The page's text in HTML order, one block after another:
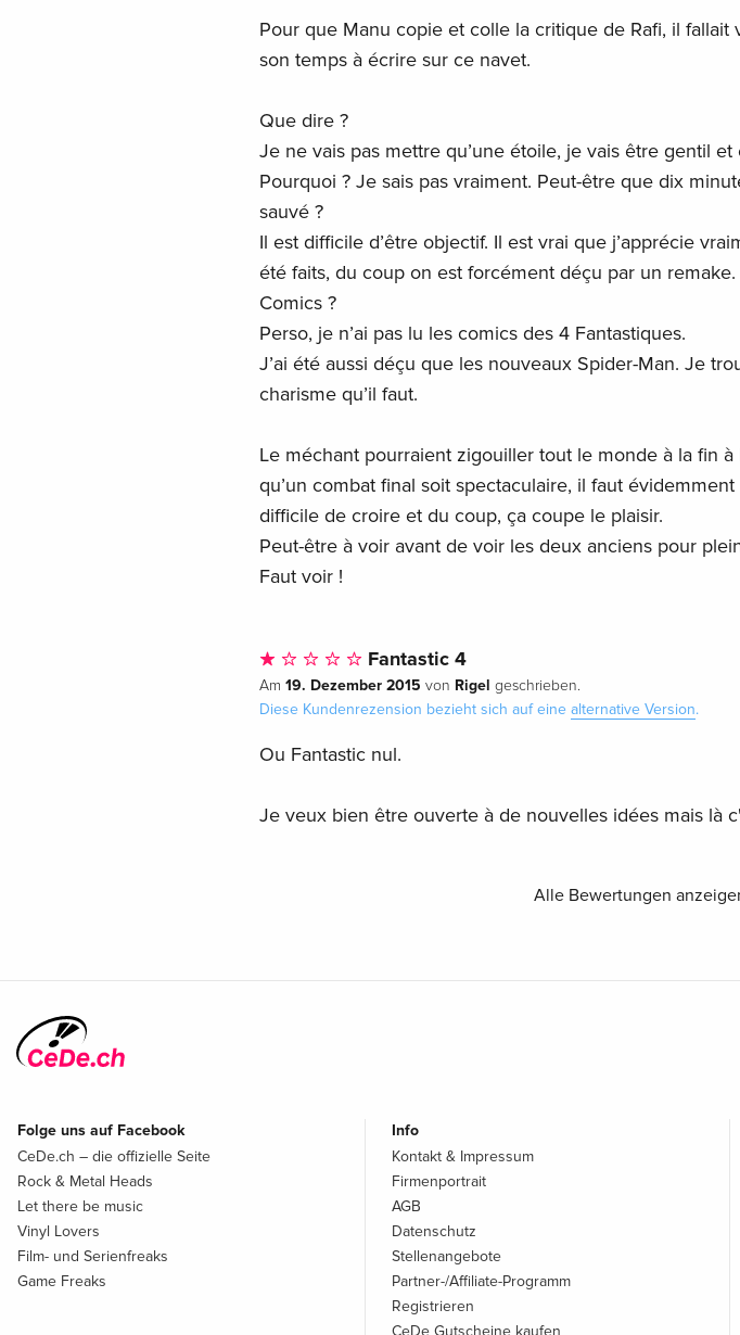
Pour que Manu copie et colle la critique de Rafi, il
son temps à écrire sur ce navet.
Que dire ?
Je ne vais pas mettre qu’une étoile, je vais être gentil
Pourquoi ? Je sais pas vraiment. Peut-être que dix
sauvé ?
Il est difficile d’être objectif. Il est vrai que j’apprécie
été faits, du coup on est forcément déçu par un
Comics ?
Perso, je n’ai pas lu les comics des 4 Fantastiques.
J’ai été aussi déçu que les nouveaux Spider-Man. Je
charisme qu’il faut.
Le méchant pourraient zigouiller tout le monde à la fin
qu’un combat final soit spectaculaire, il faut
difficile de croire et du coup, ça coupe le plaisir.
Peut-être à voir avant de voir les deux anciens pour
Faut voir !
Fantastic 4
Am 19. Dezember 2015 von Rigel geschrieben.
Diese Kundenrezension bezieht sich auf eine alternative Version.
Ou Fantastic nul.
Je veux bien être ouverte à de nouvelles idées mais là
Alle Bewertungen
Folge uns auf Facebook
CeDe.ch – die offizielle Seite
Rock & Metal Heads
Let there be music
Vinyl Lovers
Film- und Serienfreaks
Game Freaks
Info
Kontakt & Impressum
Firmenportrait
AGB
Datenschutz
Stellenangebote
Partner-/Affiliate-Programm
Registrieren
CeDe Gutscheine kaufen